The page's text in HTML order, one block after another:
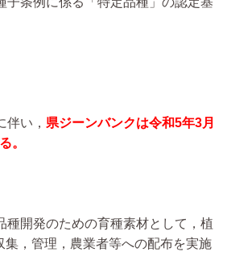
伴い， 県ジーンバンクは令和5年3月
。
種開発のための育種素材として，植
集，管理，農業者等への配布を実施